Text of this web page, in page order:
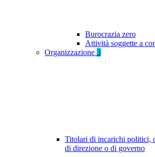
Burocrazia zero
Attività soggette a
Organizzazione 3
Titolari di incarichi politici,
di direzione o di governo